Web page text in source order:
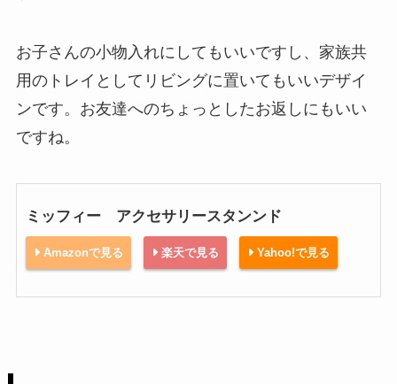
お子さんの小物入れにしてもいいですし、家族共
用のトレイとしてリビングに置いてもいいデザイ
ンです。お友達へのちょっとしたお返しにもいい
ですね。
ミッフィー アクセサリースタンンド
Amazonで見る 楽天で見る Yahoo!で見る